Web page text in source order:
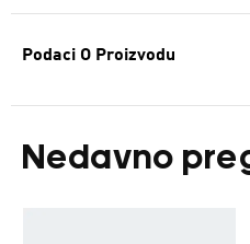
Podaci O Proizvodu
Nedavno